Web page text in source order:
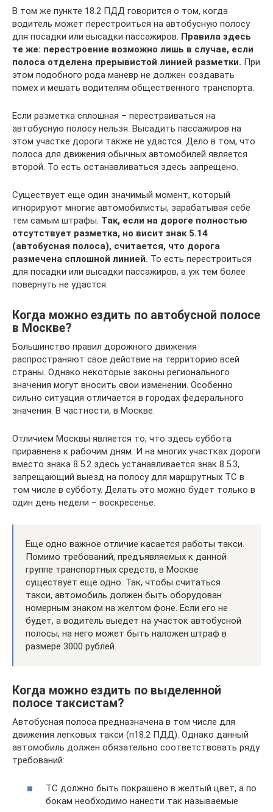
В том же пункте 18.2 ПДД говорится о том, когда
водитель может перестроиться на автобусную полосу
для посадки или высадки пассажиров. Правила здесь
те же: перестроение возможно лишь в случае, если
полоса отделена прерывистой линией разметки. При
этом подобного рода маневр не должен создавать
помех и мешать водителям общественного транспорта.
Если разметка сплошная – перестраиваться на
автобусную полосу нельзя. Высадить пассажиров на
этом участке дороги также не удастся. Дело в том, что
полоса для движения обычных автомобилей является
второй. То есть останавливаться здесь запрещено.
Существует еще один значимый момент, который
игнорируют многие автомобилисты, зарабатывая себе
тем самым штрафы. Так, если на дороге полностью
отсутствует разметка, но висит знак 5.14
(автобусная полоса), считается, что дорога
размечена сплошной линией. То есть перестроиться
для посадки или высадки пассажиров, а уж тем более
повернуть не удастся.
Когда можно ездить по автобусной полосе
в Москве?
Большинство правил дорожного движения
распространяют свое действие на территорию всей
страны. Однако некоторые законы регионального
значения могут вносить свои изменении. Особенно
сильно ситуация отличается в городах федерального
значения. В частности, в Москве.
Отличием Москвы является то, что здесь суббота
приравнена к рабочим дням. И на многих участках дороги
вместо знака 8.5.2 здесь устанавливается знак 8.5.3,
запрещающий выезд на полосу для маршрутных ТС в
том числе в субботу. Делать это можно будет только в
один день недели – воскресенье.
Еще одно важное отличие касается работы такси.
Помимо требований, предъявляемых к данной
группе транспортных средств, в Москве
существует еще одно. Так, чтобы считаться
такси, автомобиль должен быть оборудован
номерным знаком на желтом фоне. Если его не
будет, а водитель выедет на участок автобусной
полосы, на него может быть наложен штраф в
размере 3000 рублей.
Когда можно ездить по выделенной
полосе таксистам?
Автобусная полоса предназначена в том числе для
движения легковых такси (п18.2 ПДД). Однако данный
автомобиль должен обязательно соответствовать ряду
требований:
ТС должно быть покрашено в желтый цвет, а по
бокам необходимо нанести так называемые